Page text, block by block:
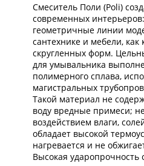
Смеситель Поли (Poli)
современных
геометричные линии
сантехнике и мебели, как
скругленных форм.
для умывальника
полимерного сплава,
магистральных
Такой материал не
воду вредные примеси;
воздействием влаги,
обладает высокой
нагревается и не
Высокая ударопрочность